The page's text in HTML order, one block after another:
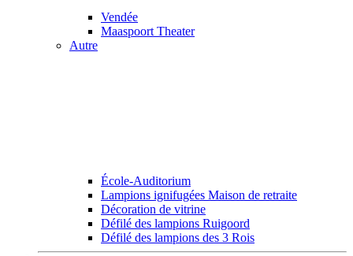
Vendée
Maaspoort Theater
Autre
École-Auditorium
Lampions ignifugées Maison de retraite
Décoration de vitrine
Défilé des lampions Ruigoord
Défilé des lampions des 3 Rois